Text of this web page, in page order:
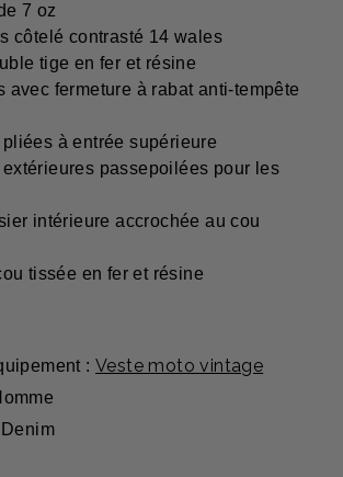
7 oz
côtelé contrasté 14 wales
tige en fer et résine
avec fermeture à rabat anti-tempête
à entrée supérieure
extérieures passepoilées pour les
intérieure accrochée au cou
tissée en fer et résine
: Veste moto vintage